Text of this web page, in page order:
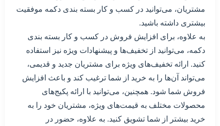
مشتریان، می‌توانید در کسب و کار بسته بندی دکمه موفقیت
بیشتری داشته باشید.
به علاوه، برای افزایش فروش در کسب و کار بسته بندی
دکمه، می‌توانید از تخفیف‌ها و پیشنهادات ویژه نیز استفاده
کنید. ارائه تخفیف‌های ویژه برای مشتریان جدید و قدیمی،
می‌تواند آن‌ها را به خرید از شما ترغیب کند و باعث افزایش
فروش شما شود. همچنین، می‌توانید با ارائه پکیج‌های
محصولات مختلف به قیمت‌های ویژه، مشتریان خود را به
خرید بیشتر از شما تشویق کنید. به علاوه، حضور در